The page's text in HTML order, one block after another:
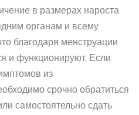
в размерах нароста
органам и всему
благодаря менструации
и функционируют. Если
из
срочно обратиться
самостоятельно сдать